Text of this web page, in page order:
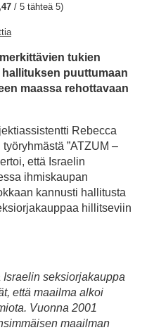
/ 5 tähteä 5)
tukien
puuttumaan
maassa rehottavaan
Rebecca
”ATZUM –
että Israelin
ihmiskaupan
kannusti hallitusta
hillitseviin
seksiorjakauppa
että maailma alkoi
Vuonna 2001
maailman